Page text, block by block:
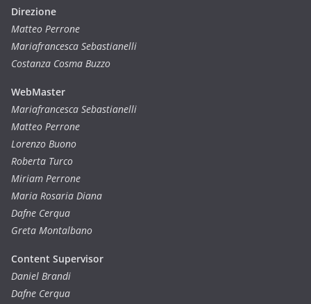
Direzione
Matteo Perrone
Mariafrancesca Sebastianelli
Costanza Cosma Buzzo
WebMaster
Mariafrancesca Sebastianelli
Matteo Perrone
Lorenzo Buono
Roberta Turco
Miriam Perrone
Maria Rosaria Diana
Dafne Cerqua
Greta Montalbano
Content Supervisor
Daniel Brandi
Dafne Cerqua